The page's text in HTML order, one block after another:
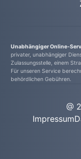
Unabhängiger Online-
privater, unabhängiger
Zulassungsstelle, einem
Für unseren Service
behördlichen Gebühren.
@
Impressum